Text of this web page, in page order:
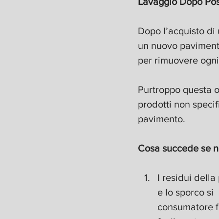
Dopo l’acquisto
un nuovo
per rimuovere
Purtroppo questa
prodotti non
pavimento.
Cosa succede se
I residui della
e lo sporco si
consumatore